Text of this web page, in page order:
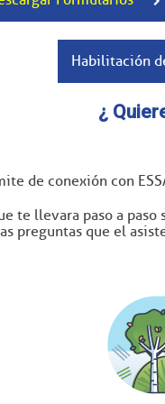
Habilitación
¿
de conexión con
te llevara paso a
preguntas que el